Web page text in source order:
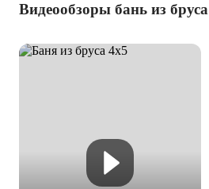
Видеообзоры бань из бруса